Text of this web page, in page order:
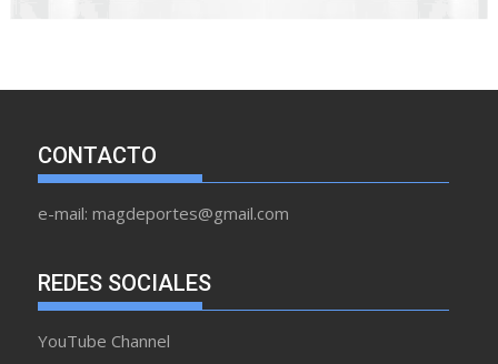
CONTACTO
e-mail: magdeportes@gmail.com
REDES SOCIALES
YouTube Channel